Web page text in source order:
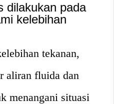
dilakukan pada
kelebihan
tekanan,
aliran fluida dan
menangani situasi